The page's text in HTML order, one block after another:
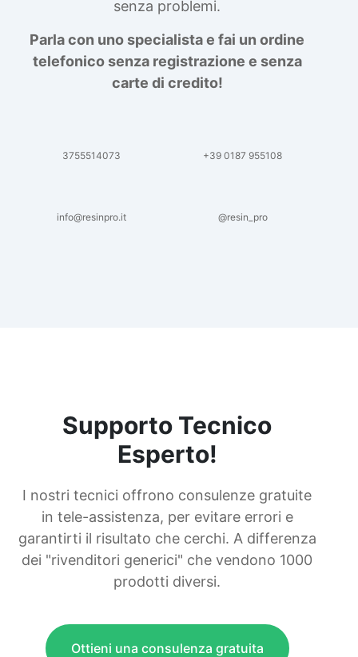
senza problemi.
Parla con uno specialista e fai un ordine
telefonico senza registrazione e senza
carte di credito!
3755514073 +39 0187 955108
info@resinpro.it @resin_pro
Supporto Tecnico
Esperto!
I nostri tecnici offrono consulenze gratuite
in tele-assistenza, per evitare errori e
garantirti il risultato che cerchi. A differenza
dei "rivenditori generici" che vendono 1000
prodotti diversi.
Ottieni una consulenza gratuita